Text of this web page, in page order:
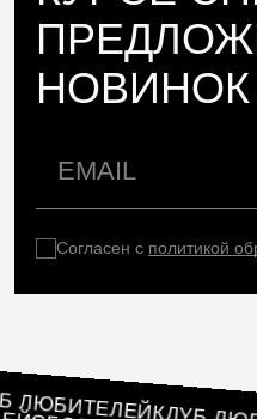
НОВИНОК
Согласен с политикой
КЛУБ ЛЮБИТЕЛЕЙ